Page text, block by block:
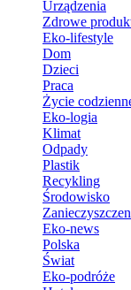
Urządzenia
Zdrowe
Eko-lifestyle
Dom
Dzieci
Praca
Życie
Eko-logia
Klimat
Odpady
Plastik
Recykling
Środowisko
Eko-news
Polska
Świat
Eko-podróże